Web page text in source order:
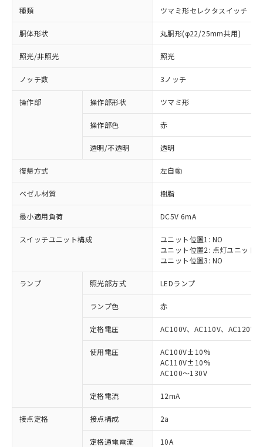
種類 ツマミ形セレクタスイッチ
胴体形状 丸胴形(φ22/25mm共用)
照光/非照光 照光
ノッチ数 3ノッチ
操作部 操作部形状 ツマミ形
操作部色 赤
透明/不透明 透明
復帰方式 左自動
ベゼル材質 樹脂
最小適用負荷 DC5V 6mA
スイッチユニット構成
ユニット位置1: NO
ユニット位置2: 点灯ユニット
ユニット位置3: NO
ランプ 照光部方式 LEDランプ
ランプ色 赤
定格電圧 AC100V、AC110V、AC120V
使用電圧
AC100V±10%
AC110V±10%
AC100～130V
定格電流 12mA
接点定格 接点構成 2a
定格通電電流 10A
ご利用条件
対応済み：EU RoHS指令（10物質）の
非含有に対応した製品が提供可能な商品で
対応予定：EU RoHS指令（10物質）の非含
有に対応した製品に切り替える予定のある